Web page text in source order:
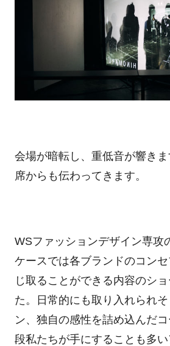
会場が暗転し、重低音が響き
席からも伝わってきます。
WSファッションデザイン専攻
ケースでは各ブランドのコン
じ取ることができる内容のシ
た。日常的にも取り入れられ
ン、独自の感性を詰め込んだ
段私たちが手にすることも多